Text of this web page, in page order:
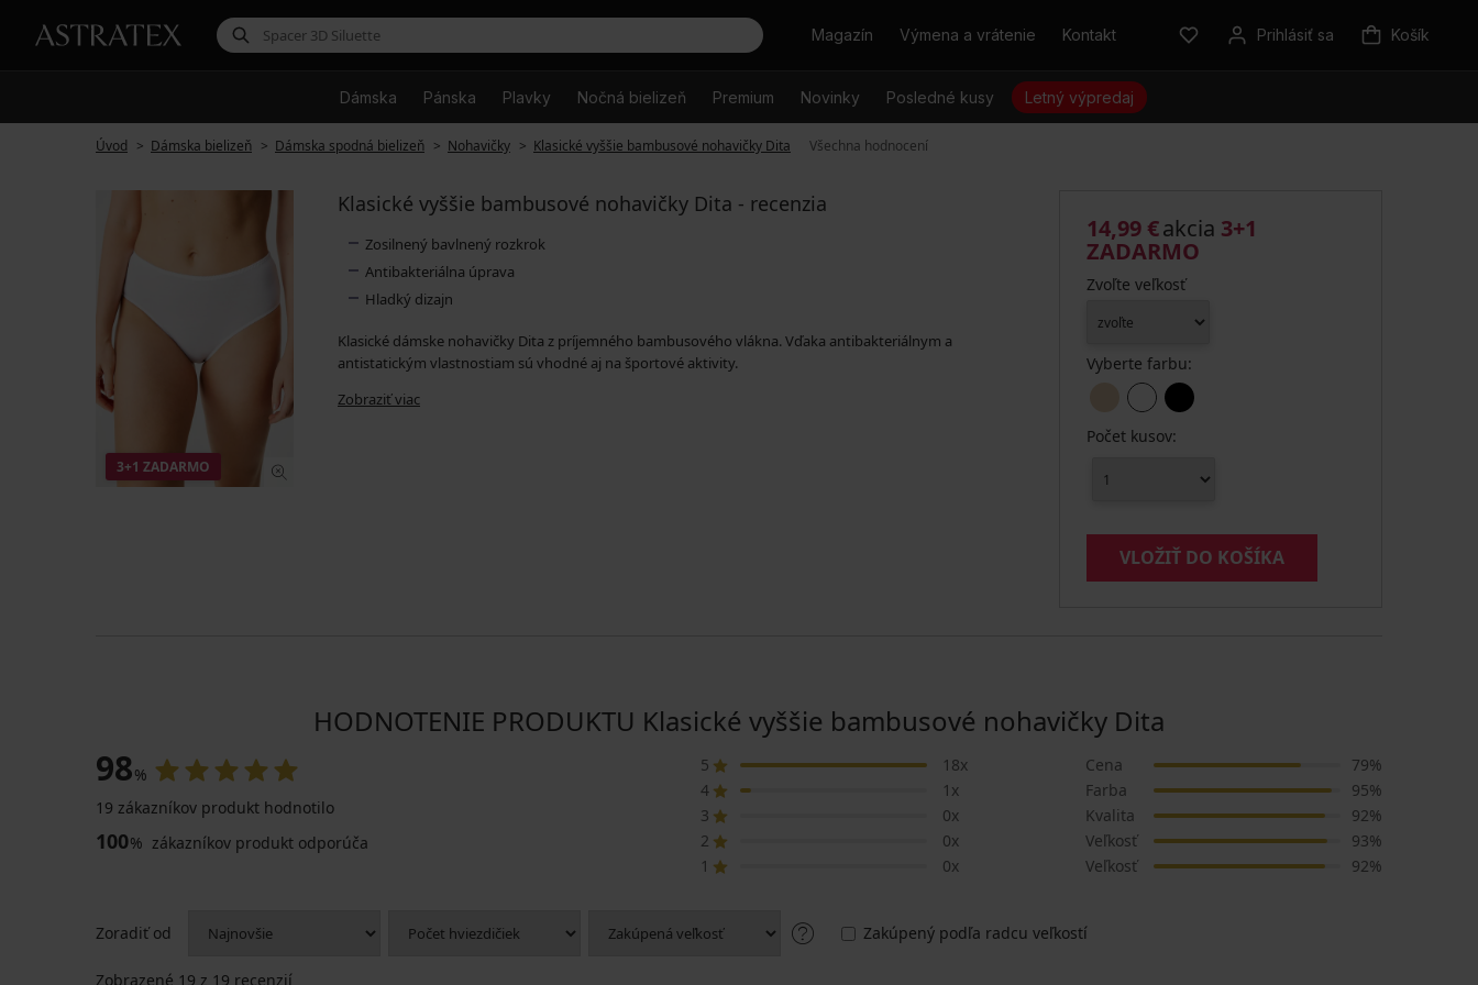
HľadaťMagazín Výmena a vrátenie Kontakt Prihlásiť sa Košík
Dámska Pánska Plavky Nočná bielizeň Premium Novinky Posledné kusy Letný výpredaj
Úvod Dámska bielizeň Dámska spodná bielizeň Nohavičky Klasické vyššie bambusové nohavičky Dita Všechna hodnocení
3+1 ZADARMO
Klasické vyššie bambusové nohavičky Dita - recenzia
Zosilnený bavlnený rozkrok
Antibakteriálna úprava
Hladký dizajn
Klasické dámske nohavičky Dita z príjemného bambusového vlákna. Vďaka antibakteriálnym a
antistatickým vlastnostiam sú vhodné aj na športové aktivity.
Zobraziť viac
14,99 €akcia 3+1
ZADARMO
Zvoľte veľkosť
Vyberte farbu:
Počet kusov:
VLOŽIŤ DO KOŠÍKA
HODNOTENIE PRODUKTU Klasické vyššie bambusové nohavičky Dita
98%
19 zákazníkov produkt hodnotilo
100% zákazníkov produkt odporúča
5
18x
4
1x
3
0x
2
0x
1
0x
Cena
79%
Farba
95%
Kvalita
92%
Veľkosť
93%
Veľkosť
92%
Zoradiť od Zakúpený podľa radcu veľkostí
Zobrazené 19 z 19 recenzií